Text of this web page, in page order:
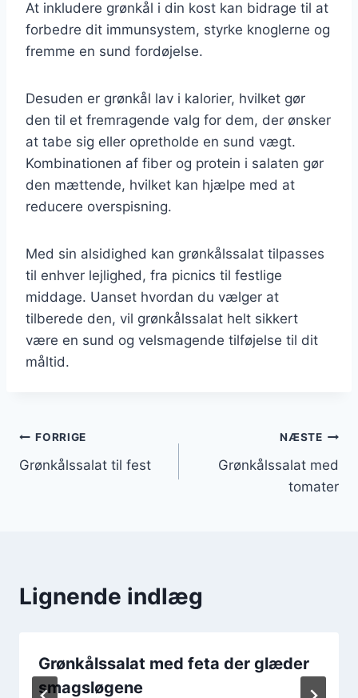
At inkludere grønkål i din kost kan bidrage til at
forbedre dit immunsystem, styrke knoglerne og
fremme en sund fordøjelse.
Desuden er grønkål lav i kalorier, hvilket gør
den til et fremragende valg for dem, der ønsker
at tabe sig eller opretholde en sund vægt.
Kombinationen af fiber og protein i salaten gør
den mættende, hvilket kan hjælpe med at
reducere overspisning.
Med sin alsidighed kan grønkålssalat tilpasses
til enhver lejlighed, fra picnics til festlige
middage. Uanset hvordan du vælger at
tilberede den, vil grønkålssalat helt sikkert
være en sund og velsmagende tilføjelse til dit
måltid.
Indlægsnavigation
FORRIGE
Grønkålssalat til fest
NÆSTE
Grønkålssalat med
tomater
Lignende indlæg
Grønkålssalat med feta der glæder
smagsløgene